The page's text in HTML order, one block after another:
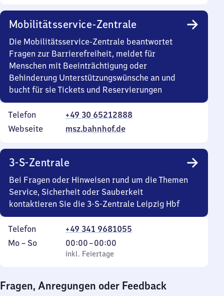
Mobilitätsservice-Zentrale
Die Mobilitätsservice-Zentrale beantwortet
Fragen zur Barrierefreiheit, meldet für
Menschen mit Beeinträchtigung oder
Behinderung Unterstützungswünsche an und
bucht für sie Tickets und Reservierungen
Telefon
+49 30 65212888
Webseite
msz.bahnhof.de
3-S-Zentrale
Bei Fragen oder Hinweisen rund um die Themen
Service, Sicherheit oder Sauberkeit
kontaktieren Sie die 3-S-Zentrale Leipzig Hbf
Telefon
+49 341 9681055
Montag
Mo – So,
inkl. Feiertage
00:00–00:00
Von
0
0
inkl. Feiertage
Fragen, Anregungen oder Feedback